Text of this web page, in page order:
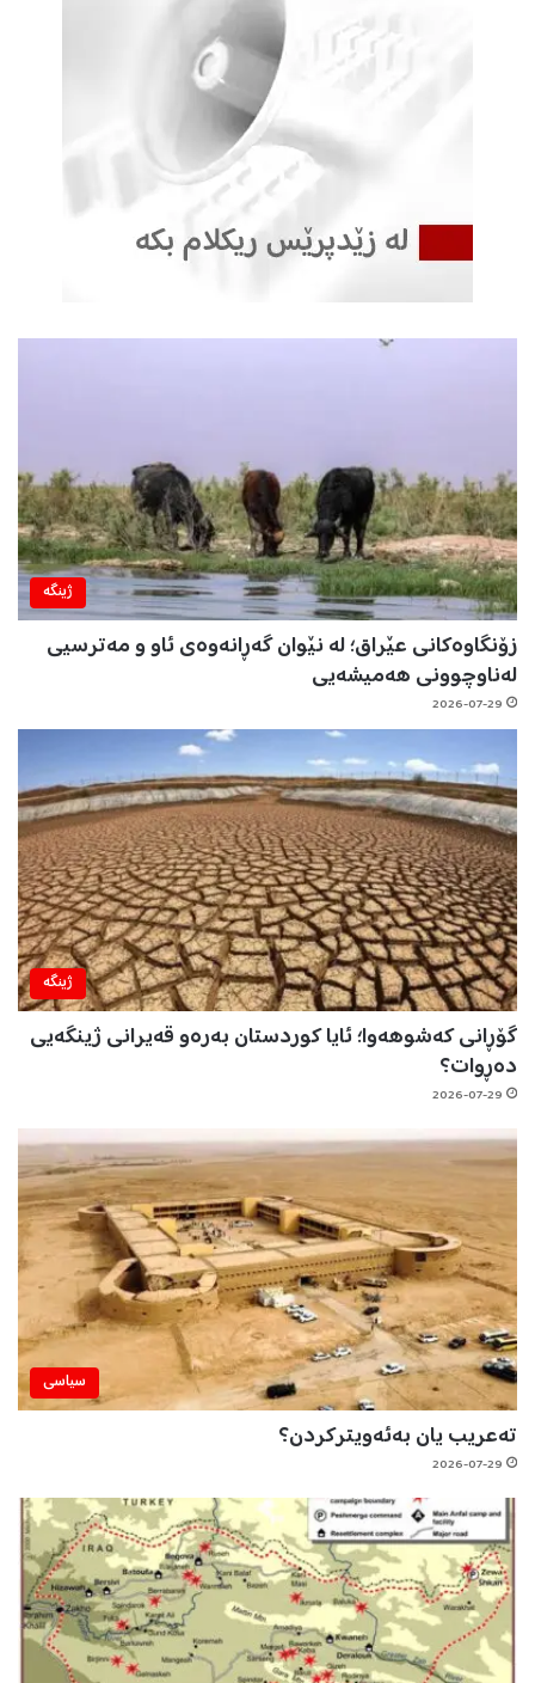
ژینگه‌
زۆنگاوەکانی عێراق؛ لە نێوان گەڕانەوەی ئاو و مەترسیی
لەناوچوونی هەمیشەیی
2026-07-29
ژینگه‌
گۆڕانی کەشوهەوا؛ ئایا کوردستان بەرەو قەیرانی ژینگەیی
دەڕوات؟
2026-07-29
سیاسی
تەعریب یان بەئەویترکردن؟
2026-07-29